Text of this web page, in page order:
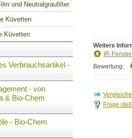
und Neutralgraufilter
Küvetten
Küvetten
Verbrauchsartikel -
- von
& Bio-Chem
- Bio-Chem
Weitere
IR-
Bewertung:
Frage